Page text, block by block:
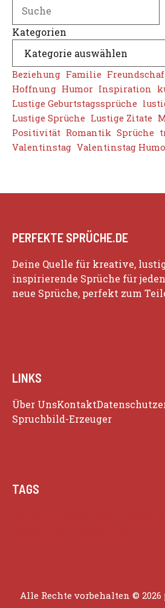
Kategorien
Beziehung Familie
Hoffnung Humor Inspiration
Lustige Geburtstagssprüche
Lustige Sprüche Lustige Zitate
Positivität Romantik Sprüche
Valentinstag Valentinstag
PERFEKTE SPRÜCHE.DE
Deine Quelle für kreative,
inspirierende Sprüche für
neue Sprüche, perfekt zum
LINKS
Über UnsKontakt
Spruchbild-Erzeuger
TAGS
Alle Rechte vorbehalten ©